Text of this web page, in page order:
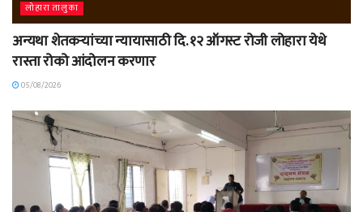
लोहारा तालुका
अन्यथा शेतकऱ्यांच्या न्यायासाठी दि. १२ ऑगस्ट रोजी लोहारा येथे
रास्ता रोको आंदोलन करणार
05/08/2026